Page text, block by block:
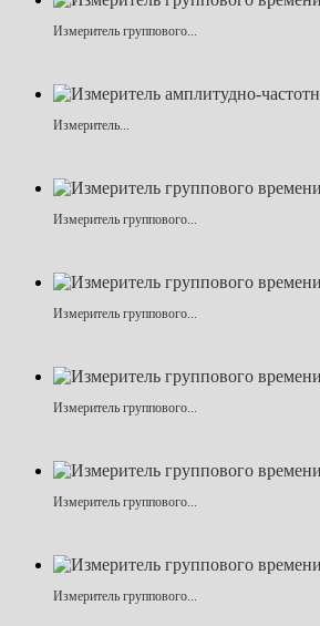
Измеритель группового...
Измеритель...
Измеритель группового...
Измеритель группового...
Измеритель группового...
Измеритель группового...
Измеритель группового...